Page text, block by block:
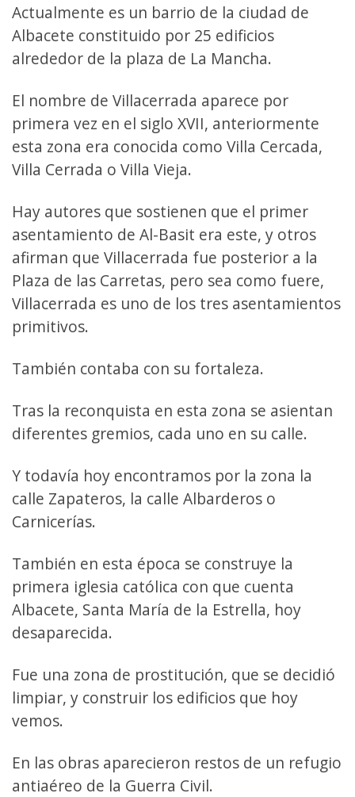
Actualmente es un barrio de la ciudad de
Albacete constituido por 25 edificios
alrededor de la plaza de La Mancha.
El nombre de Villacerrada aparece por
primera vez en el siglo XVII, anteriormente
esta zona era conocida como Villa Cercada,
Villa Cerrada o Villa Vieja.
Hay autores que sostienen que el primer
asentamiento de Al-Basit era este, y otros
afirman que Villacerrada fue posterior a la
Plaza de las Carretas, pero sea como fuere,
Villacerrada es uno de los tres asentamientos
primitivos.
También contaba con su fortaleza.
Tras la reconquista en esta zona se asientan
diferentes gremios, cada uno en su calle.
Y todavía hoy encontramos por la zona la
calle Zapateros, la calle Albarderos o
Carnicerías.
También en esta época se construye la
primera iglesia católica con que cuenta
Albacete, Santa María de la Estrella, hoy
desaparecida.
Fue una zona de prostitución, que se decidió
limpiar, y construir los edificios que hoy
vemos.
En las obras aparecieron restos de un refugio
antiaéreo de la Guerra Civil.